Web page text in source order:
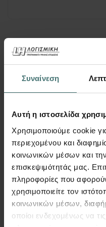
Συναίνεση
Αυτή η ιστοσελίδα
Χρησιμοποιούμε cookie
περιεχομένου και
κοινωνικών μέσων και
επισκεψιμότητάς μας.
πληροφορίες που
χρησιμοποιείτε τον
κοινωνικών μέσων,
οποίοι ενδεχομένως να
Μιλήστε
+30